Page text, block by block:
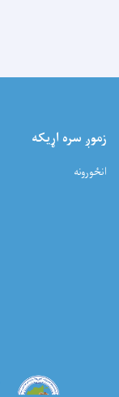
زموږ سره اړيکه
انځورونه